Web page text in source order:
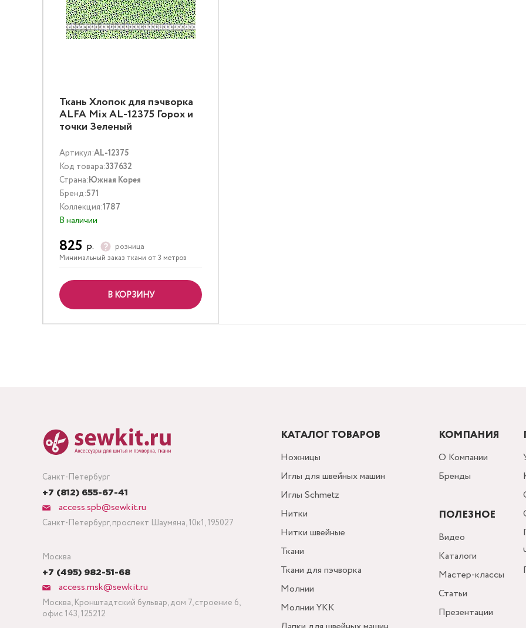
Ткань Хлопок для пэчворка
ALFA Mix AL-12375 Горох и
точки Зеленый
Артикул:AL-12375
Код товара:337632
Страна:Южная Корея
Бренд:571
Коллекция:1787
В наличии
825 р. розница
Минимальный заказ ткани от 3 метров
В КОРЗИНУ
Санкт-Петербург
+7 (812) 655-67-41
access.spb@sewkit.ru
Санкт-Петербург, проспект Шаумяна, 10к1, 195027
Москва
+7 (495) 982-51-68
access.msk@sewkit.ru
Москва, Кронштадтский бульвар, дом 7, строение 6,
офис 143, 125212
КАТАЛОГ ТОВАРОВ
Ножницы
Иглы для швейных машин
Иглы Schmetz
Нитки
Нитки швейные
Ткани
Ткани для пэчворка
Молнии
Молнии YKK
КОМПАНИЯ
О Компании
Бренды
ПОЛЕЗНОЕ
Видео
Каталоги
Мастер-классы
Статьи
Презентации